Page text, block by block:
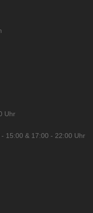
Uhr
15:00 & 17:00 - 22:00 Uhr